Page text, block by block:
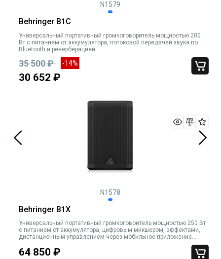
N1579
Behringer B1C
Универсальный портативный громкоговоритель мощностью 200
Вт с питанием от аккумулятора, потоковой передачей звука по
Bluetooth и реверберацией
35 500 ₽ -14%
30 652 ₽
N1578
Behringer B1X
Универсальный портативный громкоговоитель мощностью 250 Вт
с питанием от аккумулятора, цифровым микшером, эффектами,
дистанционным управлением через мобильное приложение
возможностью подключения беспроводного микрофона
64 850 ₽